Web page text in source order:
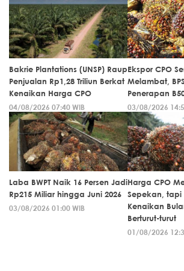
Bakrie Plantations (UNSP) Raup
Penjualan Rp1,28 Triliun Berkat
Kenaikan Harga CPO
04/08/2026 07:40 WIB
Ekspor CPO
Melambat,
Penerapan
03/08/2026
Laba BWPT Naik 16 Persen Jadi
Rp215 Miliar hingga Juni 2026
03/08/2026 01:00 WIB
Harga CPO
Sepekan, tapi
Kenaikan
Berturut-turut
01/08/2026